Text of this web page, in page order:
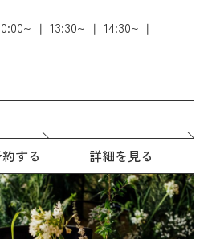
13:30~
14:30~
する 詳細を見る